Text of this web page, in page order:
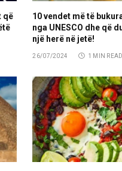
që
10 vendet më të
nga UNESCO dhe që
një herë në jetë!
26/07/2024 1 MIN READ